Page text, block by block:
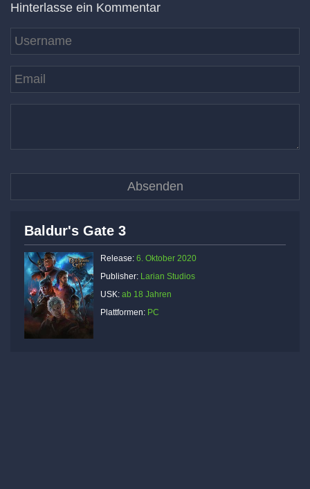
Hinterlasse ein Kommentar
Baldur's Gate 3
Release: 6. Oktober 2020
Publisher: Larian Studios
USK: ab 18 Jahren
Plattformen: PC